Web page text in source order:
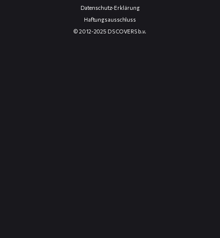
Datenschutz-Erklärung
Haftungsausschluss
© 2012-2025 DS COVERS b.v.